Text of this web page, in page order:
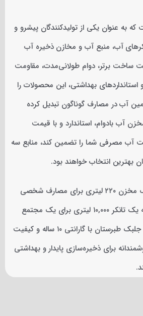
به عنوان یکی از تولیدکنندگان پیشرو و
آب، منبع آب و مخازن ذخیره آب
ساخت برتر، دوام طولانی‌مدت، مقاومت
بهداشتی، این محصولات را
آب در مصارف گوناگون تبدیل کرده
آب بادوام، استاندارد و با قیمت
آب مصرفی شما را تضمین کند، منابع سه
بهترین انتخاب خواهند بود.
به طور خلاصه، چه به یک مخزن ۲۲۰ لیتری برای مصارف شخصی
نیاز داشته باشید و چه به یک تانکر ۱۰,۰۰۰ لیتری برای یک مجتمع
بزرگ، منابع سه لایه ضد جلبک طبرستان با گارانتی ۱۰ ساله و کیفیت
برای ذخیره‌سازی پایدار و بهداشتی